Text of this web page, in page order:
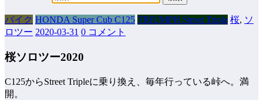
バイク HONDA Super Cub C125 TRIUMPH Street Triple 桜, ソ
ロツー 2020-03-31 0 コメント
桜ソロツー2020
C125からStreet Tripleに乗り換え、毎年行っている峠へ。満
開。